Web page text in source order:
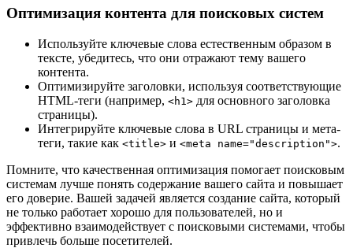
Оптимизация контента для поисковых систем
Используйте ключевые слова естественным образом в
тексте, убедитесь, что они отражают тему вашего
контента.
Оптимизируйте заголовки, используя соответствующие
HTML-теги (например, <h1> для основного заголовка
страницы).
Интегрируйте ключевые слова в URL страницы и мета-
теги, такие как <title> и <meta name="description">.
Помните, что качественная оптимизация помогает поисковым
системам лучше понять содержание вашего сайта и повышает
его доверие. Вашей задачей является создание сайта, который
не только работает хорошо для пользователей, но и
эффективно взаимодействует с поисковыми системами, чтобы
привлечь больше посетителей.